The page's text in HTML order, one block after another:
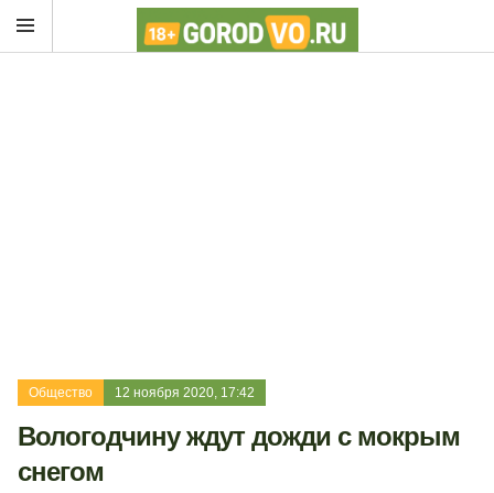
Общество 12 ноября 2020, 17:42
Вологодчину ждут дожди с мокрым
снегом